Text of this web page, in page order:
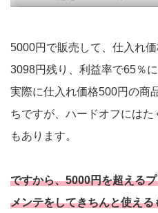
5000円で販売して、仕入れ
3098円残り、利益率で65％
実際に仕入れ価格500円の商
ちですが、ハードオフには
もあります。
ですから、5000円を超える
メンテをしてきちんと使え